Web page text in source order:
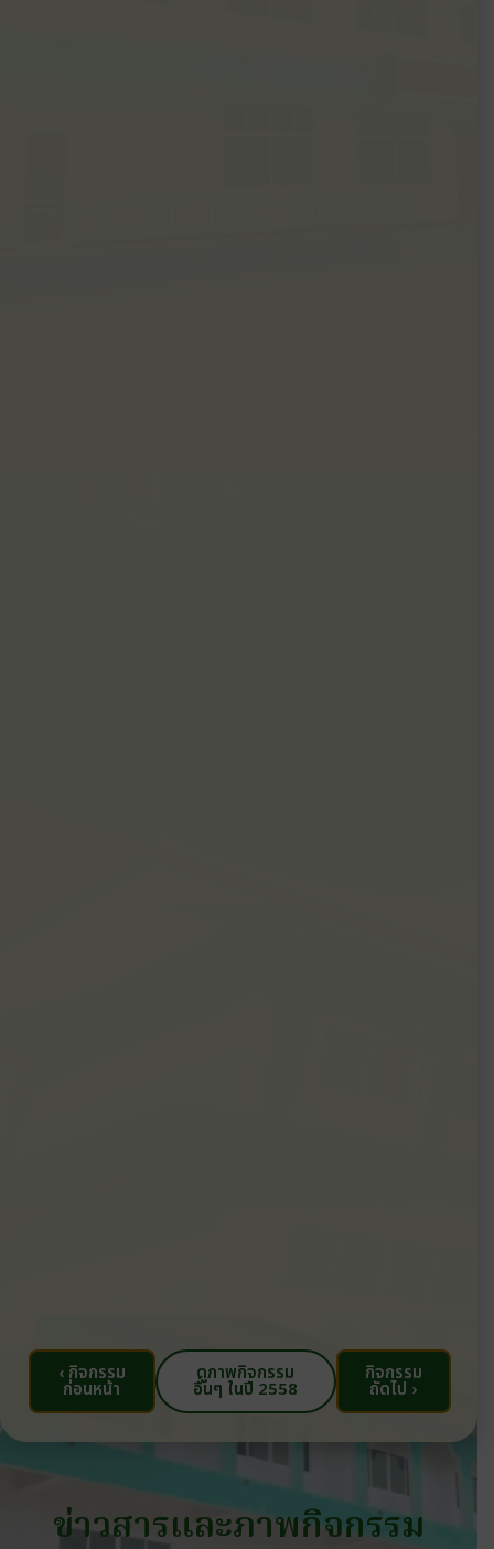
‹ กิจกรรม
ก่อนหน้า
ดูภาพกิจกรรม
อื่นๆ ในปี 2558
กิจกรรม
ถัดไป ›
ข่าวสารและภาพกิจกรรม